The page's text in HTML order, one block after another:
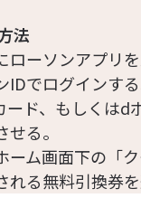
法
ローソンアプリ
IDでログインする
ード、もしくはd
せる。
ーム画面下の「
れる無料引換券を